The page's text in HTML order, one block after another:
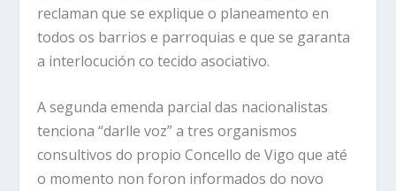
reclaman que se explique o planeamento en
todos os barrios e parroquias e que se garanta
a interlocución co tecido asociativo.
A segunda emenda parcial das nacionalistas
tenciona “darlle voz” a tres organismos
consultivos do propio Concello de Vigo que até
o momento non foron informados do novo